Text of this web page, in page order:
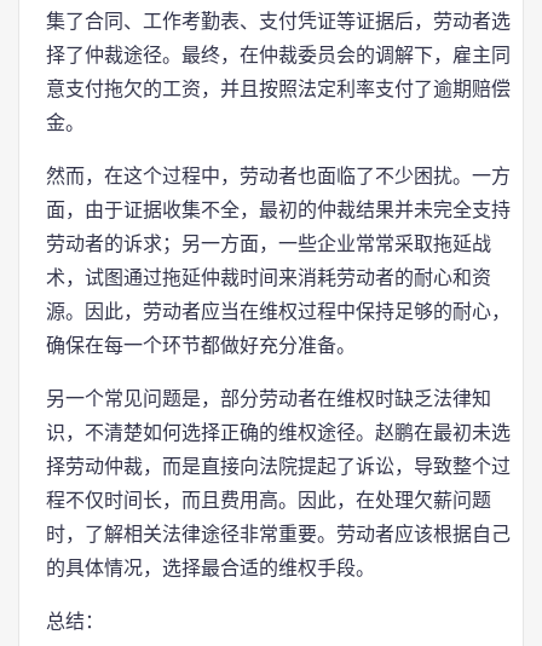
集了合同、工作考勤表、支付凭证等证据后，劳动者选
择了仲裁途径。最终，在仲裁委员会的调解下，雇主同
意支付拖欠的工资，并且按照法定利率支付了逾期赔偿
金。
然而，在这个过程中，劳动者也面临了不少困扰。一方
面，由于证据收集不全，最初的仲裁结果并未完全支持
劳动者的诉求；另一方面，一些企业常常采取拖延战
术，试图通过拖延仲裁时间来消耗劳动者的耐心和资
源。因此，劳动者应当在维权过程中保持足够的耐心，
确保在每一个环节都做好充分准备。
另一个常见问题是，部分劳动者在维权时缺乏法律知
识，不清楚如何选择正确的维权途径。赵鹏在最初未选
择劳动仲裁，而是直接向法院提起了诉讼，导致整个过
程不仅时间长，而且费用高。因此，在处理欠薪问题
时，了解相关法律途径非常重要。劳动者应该根据自己
的具体情况，选择最合适的维权手段。
总结：